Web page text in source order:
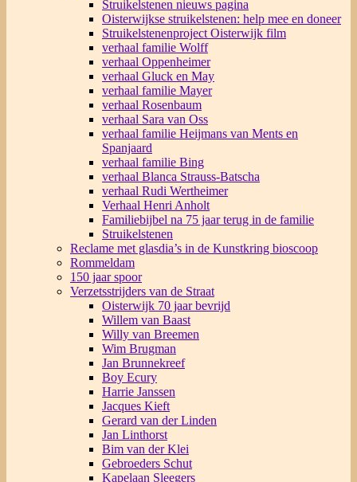
Struikelstenen nieuws pagina
Oisterwijkse struikelstenen: help mee en doneer
Struikelstenenproject Oisterwijk film
verhaal familie Wolff
verhaal Oppenheimer
verhaal Gluck en May
verhaal familie Mayer
verhaal Rosenbaum
verhaal Sara van Oss
verhaal familie Heijmans van Ments en
Spanjaard
verhaal familie Bing
verhaal Blanca Strauss-Batscha
verhaal Rudi Wertheimer
Verhaal Henri Anholt
Familiebijbel na 75 jaar terug in de familie
Struikelstenen
Reclame met glasdia’s in de Kunstkring bioscoop
Rommeldam
150 jaar spoor
Verzetsstrijders van de Straat
Oisterwijk 70 jaar bevrijd
Willem van Baast
Willy van Breemen
Wim Brugman
Jan Brunnekreef
Boy Ecury
Harrie Janssen
Jacques Kieft
Gerard van der Linden
Jan Linthorst
Bim van der Klei
Gebroeders Schut
Kapelaan Sleegers